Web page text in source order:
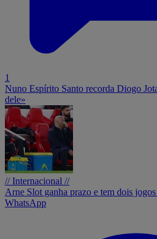
1
Nuno Espírito Santo recorda Diogo
dele»
// Internacional //
Arne Slot ganha prazo e tem dois
WhatsApp